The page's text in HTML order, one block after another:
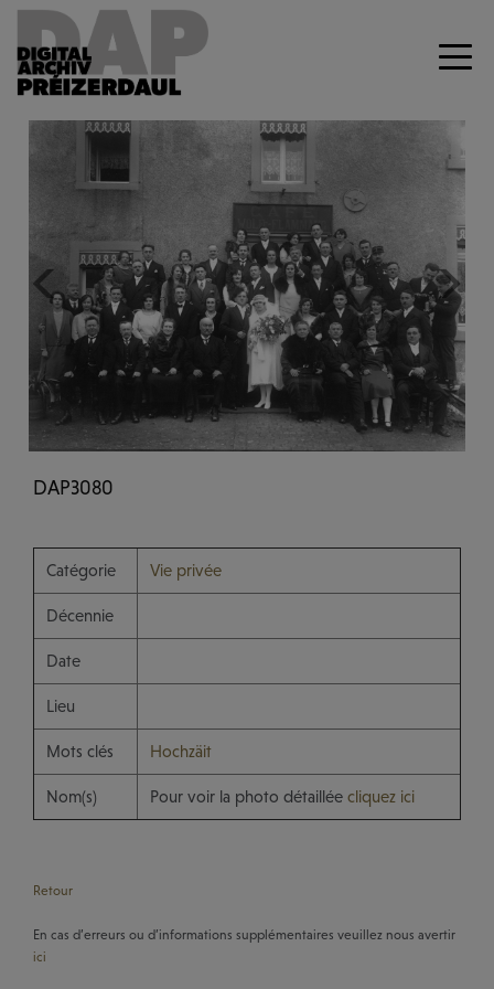
Previous Next
DAP3080
Catégorie Vie privée
Décennie
Date
Lieu
Mots clés Hochzäit
Nom(s) Pour voir la photo détaillée cliquez ici
Retour
En cas d’erreurs ou d’informations supplémentaires veuillez nous avertir
ici